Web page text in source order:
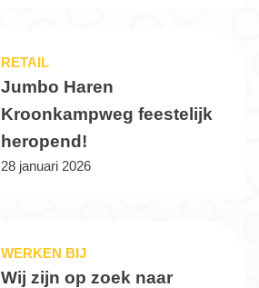
RETAIL
Jumbo Haren
Kroonkampweg feestelijk
heropend!
28 januari 2026
WERKEN BIJ
Wij zijn op zoek naar